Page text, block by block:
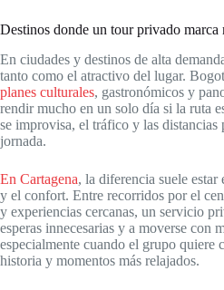
Destinos donde un tour privado marca
En ciudades y destinos de alta
tanto como el atractivo del lugar.
planes culturales, gastronómicos y
rendir mucho en un solo día si la ruta
se improvisa, el tráfico y las distancias
jornada.
En Cartagena, la diferencia suele
y el confort. Entre recorridos por el
y experiencias cercanas, un servicio
esperas innecesarias y a moverse con
especialmente cuando el grupo quiere
historia y momentos más relajados.